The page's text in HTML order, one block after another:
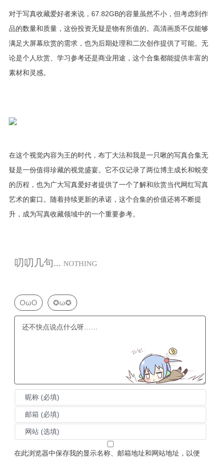
对于写真收藏爱好者来说，67.82GB的容量虽然不小，但考虑到作
品的数量和质量，这份投资无疑是物有所值的。高清画质不仅能够
满足大屏幕欣赏的需求，也为后期处理和二次创作提供了可能。无
论是个人欣赏、学习参考还是商业用途，这个合集都能提供丰富的
素材和灵感。
在这个视觉内容为王的时代，布丁大法和我是一只啾的写真合集无
疑是一份值得珍藏的视觉盛宴。它不仅记录了两位博主成长和蜕变
的历程，也为广大写真爱好者提供了一个了解和欣赏当代网红写真
艺术的窗口。随着持续更新的承诺，这个合集的价值还将不断提
升，成为写真收藏领域中的一个重要参考。
叨叨几句... NOTHING
OωO ✪ω✪
在此浏览器中保存我的显示名称、邮箱地址和网站地址，以便